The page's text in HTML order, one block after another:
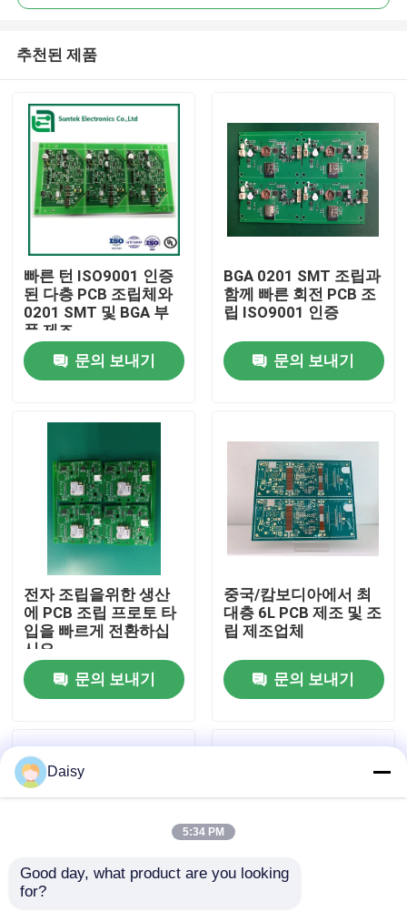
제품 소개
회사 소개
공장 투어
품질 관리
연락처
모든 케이스
추천된 제품
빠른 턴 ISO9001 인증
된 다층 PCB 조립체와
0201 SMT 및 BGA 부
품 제조
문의 보내기
BGA 0201 SMT 조립과
함께 빠른 회전 PCB 조
립 ISO9001 인증
문의 보내기
전자 조립을위한 생산
에 PCB 조립 프로토 타
입을 빠르게 전환하십
시오
문의 보내기
중국/캄보디아에서 최
대층 6L PCB 제조 및 조
립 제조업체
문의 보내기
Daisy
5:34 PM
Good day, what product are you looking
for?